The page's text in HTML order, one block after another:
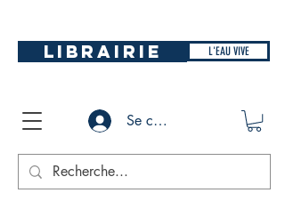
LIBRAIRIE L'EAU VIVE
Se connecter